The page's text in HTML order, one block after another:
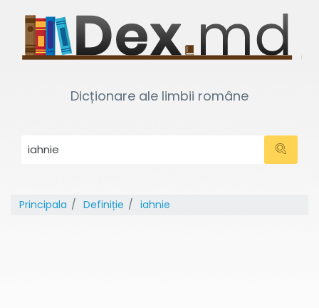
Dicționare ale limbii române
Principala Definiție iahnie